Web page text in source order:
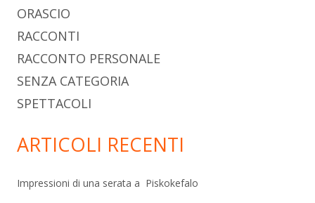
ORASCIO
RACCONTI
RACCONTO PERSONALE
SENZA CATEGORIA
SPETTACOLI
ARTICOLI RECENTI
Impressioni di una serata a Piskokefalo